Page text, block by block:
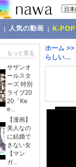
人気の動画 K-POP
もっと見る
サザンオ
ールスタ
ーズ 特別
ライブ20
20「Ke
e...
【漫画】
美人なの
に結婚で
きない女
【マン
ガ...
ホーム >>
らしい…